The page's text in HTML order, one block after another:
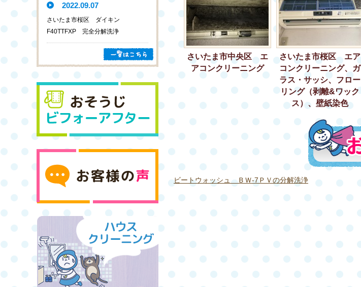
さいたま市中央区 エ
アコンクリーニング
さいたま市桜区 エア
コンクリーニング、ガ
ラス・サッシ、フロー
リング（剥離&ワック
ス）、壁紙染色
ビートウォッシュ ＢＷ-7ＰＶの分解洗浄
2022.09.07
さいたま市桜区 ダイキン
F40TTFXP 完全分解洗浄